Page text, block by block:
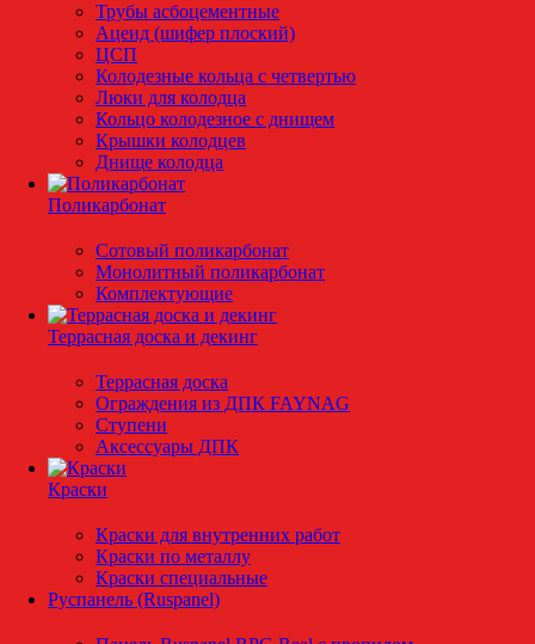
Трубы асбоцементные
Ацеид (шифер плоский)
ЦСП
Колодезные кольца с четвертью
Люки для колодца
Кольцо колодезное с днищем
Крышки колодцев
Днище колодца
Поликарбонат
Сотовый поликарбонат
Монолитный поликарбонат
Комплектующие
Террасная доска и декинг
Террасная доска
Ограждения из ДПК FAYNAG
Ступени
Аксессуары ДПК
Краски
Краски для внутренних работ
Краски по металлу
Краски специальные
Руспанель (Ruspanel)